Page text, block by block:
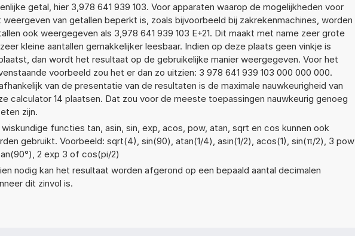
getal, hier 3,978 641 939 103. Voor apparaten waarop de mogelijkheden voor
weergeven van getallen beperkt is, zoals bijvoorbeeld bij zakrekenmachines, worden
ook weergegeven als 3,978 641 939 103 E+21. Dit maakt met name zeer grote
kleine aantallen gemakkelijker leesbaar. Indien op deze plaats geen vinkje is
dan wordt het resultaat op de gebruikelijke manier weergegeven. Voor het
voorbeeld zou het er dan zo uitzien: 3 978 641 939 103 000 000 000.
van de presentatie van de resultaten is de maximale nauwkeurigheid van
calculator 14 plaatsen. Dat zou voor de meeste toepassingen nauwkeurig genoeg
zijn.
wiskundige functies tan, asin, sin, exp, acos, pow, atan, sqrt en cos kunnen ook
gebruikt. Voorbeeld: sqrt(4), sin(90), atan(1/4), asin(1/2), acos(1), sin(π/2), 3 pow
2 exp 3 of cos(pi/2)
nodig kan het resultaat worden afgerond op een bepaald aantal decimalen
dit zinvol is.